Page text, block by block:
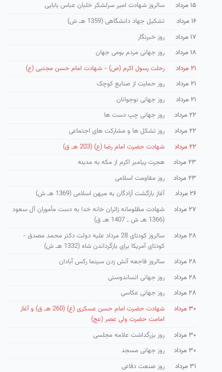
۱۵ مرداد
سالروز شهادت امیر سرلشكر خلبان عباس بابایی
۱۶ مرداد
تشكیل جهاد دانشگاهی (1359 هـ ش)
۱۷ مرداد
روز خبرنگار
۱۸ مرداد
روز جهانی مردم بومی جهان
۲۱ مرداد
رحلت رسول اکرم (ص) - شهادت امام حسن مجتبی (ع)
۲۱ مرداد
روز حمایت از صنایع كوچک
۲۱ مرداد
روز جهانی نوجوانان
۲۲ مرداد
روز جهانی چپ دست ها
۲۲ مرداد
روز تشكل ها و مشاركت های اجتماعی
۲۲ مرداد
شهادت حضرت امام رضا (ع) (203 هـ ق)
۲۳ مرداد
هجرت پیامبر اکرم از مکه به مدینه
۲۳ مرداد
روز مقاومت اسلامی
۲۶ مرداد
آغاز بازگشت آزادگان به میهن اسلامی (1369 هـ ش)
۲۷ مرداد
شهادت مظلومانه زائران خانه خدا به دست مأموران آل سعود
(1366 هـ ش ـ 1407 هـ ق)
۲۸ مرداد
سالروز کودتای 28 مرداد علیه دولت دکتر محمد مصدق -
كودتای آمریكا برای بازگرداندن شاه (1332 هـ ش)
۲۸ مرداد
سالروز فاجعه آتش زدن سینما رکس آبادان
۲۸ مرداد
روز جهانی انساندوستی
۲۸ مرداد
روز جهانی عکاسی
۳۰ مرداد
شهادت حضرت امام حسن عسكری (ع) (260 هـ ق) و آغاز
امامت حضرت ولی عصر (عج)
۳۰ مرداد
روز بزرگداشت علامه مجلسی
۳۰ مرداد
روز جهانی مسجد
۳۱ مرداد
روز صنعت دفاعی